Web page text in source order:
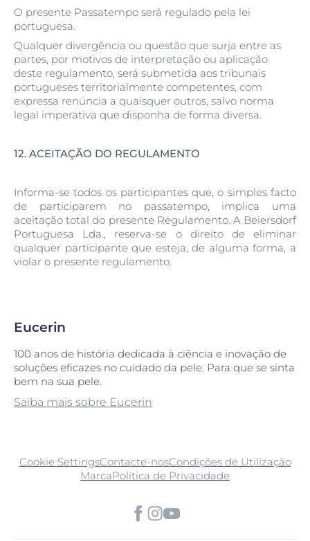
O presente Passatempo será regulado pela lei
portuguesa.
Qualquer divergência ou questão que surja entre as
partes, por motivos de interpretação ou aplicação
deste regulamento, será submetida aos tribunais
portugueses territorialmente competentes, com
expressa renúncia a quaisquer outros, salvo norma
legal imperativa que disponha de forma diversa.
12. ACEITAÇÃO DO REGULAMENTO
Informa-se todos os participantes que, o simples facto
de participarem no passatempo, implica uma
aceitação total do presente Regulamento. A Beiersdorf
Portuguesa Lda., reserva-se o direito de eliminar
qualquer participante que esteja, de alguma forma, a
violar o presente regulamento.
Eucerin
100 anos de história dedicada à ciência e inovação de
soluções eficazes no cuidado da pele. Para que se sinta
bem na sua pele.
Saiba mais sobre Eucerin
Cookie SettingsContacte-nosCondições de Utilização
MarcaPolítica de Privacidade